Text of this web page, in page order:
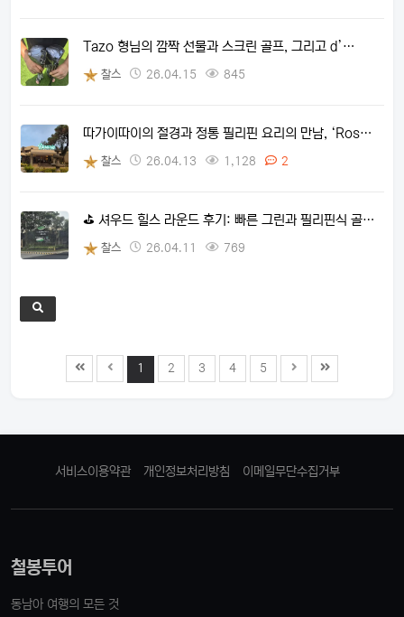
Tazo 형님의 깜짝 선물과 스크린 골프, 그리고 d’…
찰스 26.04.15 845
따가이따이의 절경과 정통 필리핀 요리의 만남, ‘Ros…
찰스 26.04.13 1,128 2
⛳ 셔우드 힐스 라운드 후기: 빠른 그린과 필리핀식 골…
찰스 26.04.11 769
1 2 3 4 5
서비스이용약관 개인정보처리방침 이메일무단수집거부
철봉투어
동남아 여행의 모든 것